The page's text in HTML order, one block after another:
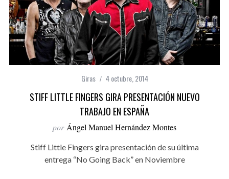
Giras 4 octubre, 2014
STIFF LITTLE FINGERS GIRA PRESENTACIÓN NUEVO
TRABAJO EN ESPAÑA
por Ángel Manuel Hernández Montes
Stiff Little Fingers gira presentación de su última
entrega “No Going Back” en Noviembre